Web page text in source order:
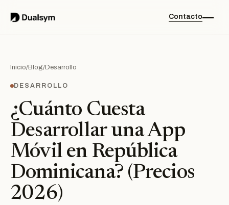
Contacto
Inicio/Blog/Desarrollo
DESARROLLO
¿Cuánto Cuesta
Desarrollar una App
Móvil en República
Dominicana? (Precios
2026)